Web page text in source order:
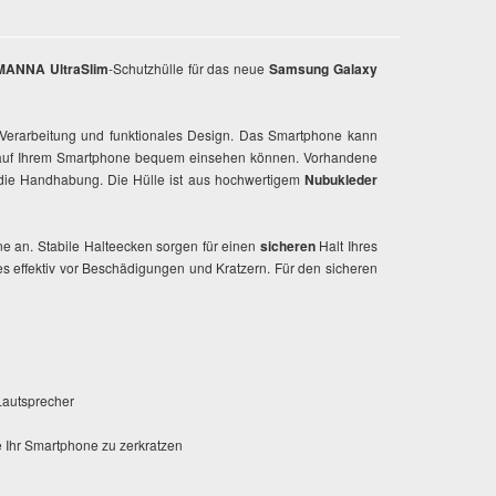
UltraSlim-Schutzhülle für das neueSamsung Galaxy
und funktionales Design. Das Smartphone kann
Ihrem Smartphone bequem einsehen können. Vorhandene
Handhabung. Die Hülle ist aus hochwertigem Nubukleder
an. Stabile Halteecken sorgen für einen sicherenHalt Ihres
effektiv vor Beschädigungen und Kratzern. Für den sicheren
Smartphone zu zerkratzen